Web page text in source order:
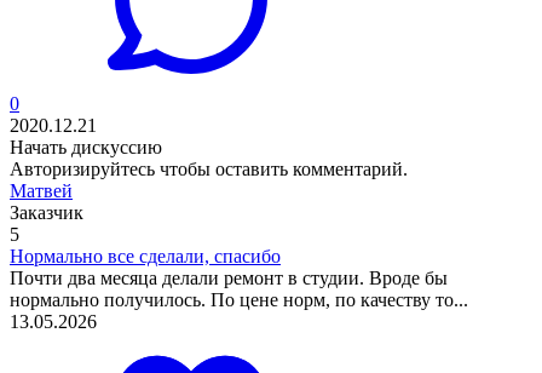
0
2020.12.21
Начать дискуссию
Авторизируйтесь чтобы оставить комментарий.
Матвей
Заказчик
5
Нормально все сделали, спасибо
Почти два месяца делали ремонт в студии. Вроде бы
нормально получилось. По цене норм, по качеству то...
13.05.2026